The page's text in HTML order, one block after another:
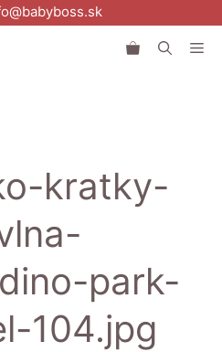
kratky-
park-
104.jpg